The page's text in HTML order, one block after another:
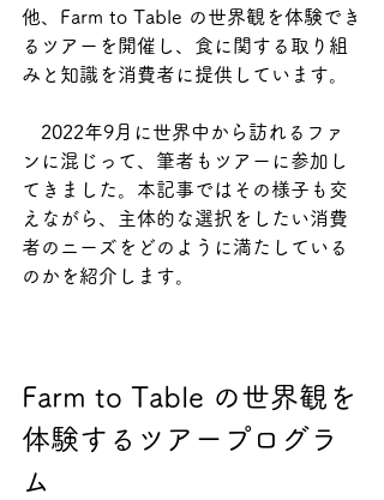
他、Farm to Table の世界観を体験でき
るツアーを開催し、食に関する取り組
みと知識を消費者に提供しています。
2022年9月に世界中から訪れるファ
ンに混じって、筆者もツアーに参加し
てきました。本記事ではその様子も交
えながら、主体的な選択をしたい消費
者のニーズをどのように満たしている
のかを紹介します。
Farm to Table の世界観を
体験するツアープログラ
ム